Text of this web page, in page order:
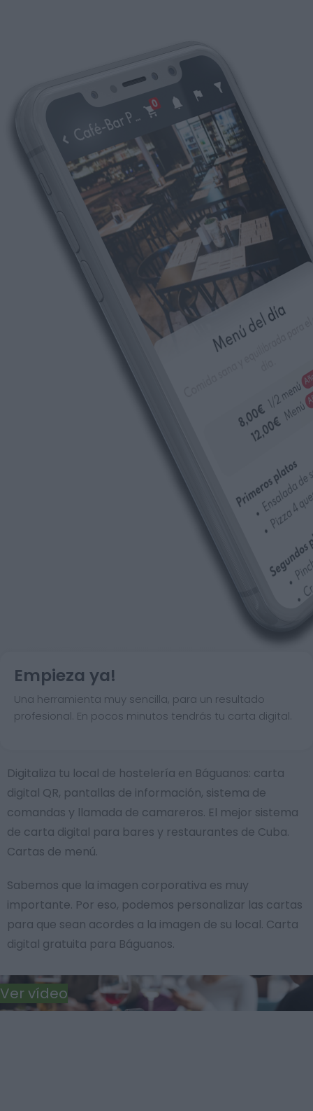
Empieza ya!
Una herramienta muy sencilla, para un resultado
profesional. En pocos minutos tendrás tu carta digital.
Digitaliza tu local de hostelería en Báguanos: carta
digital QR, pantallas de información, sistema de
comandas y llamada de camareros. El mejor sistema
de carta digital para bares y restaurantes de Cuba.
Cartas de menú.
Sabemos que la imagen corporativa es muy
importante. Por eso, podemos personalizar las cartas
para que sean acordes a la imagen de su local. Carta
digital gratuita para Báguanos.
Ver vídeo